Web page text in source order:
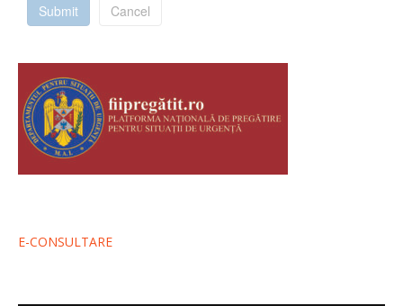
Submit Cancel
E-CONSULTARE